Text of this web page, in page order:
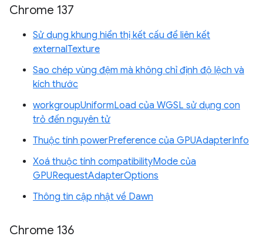
Chrome 137
Sử dụng khung hiển thị kết cấu để liên kết
externalTexture
Sao chép vùng đệm mà không chỉ định độ lệch và
kích thước
workgroupUniformLoad của WGSL sử dụng con
trỏ đến nguyên tử
Thuộc tính powerPreference của GPUAdapterInfo
Xoá thuộc tính compatibilityMode của
GPURequestAdapterOptions
Thông tin cập nhật về Dawn
Chrome 136